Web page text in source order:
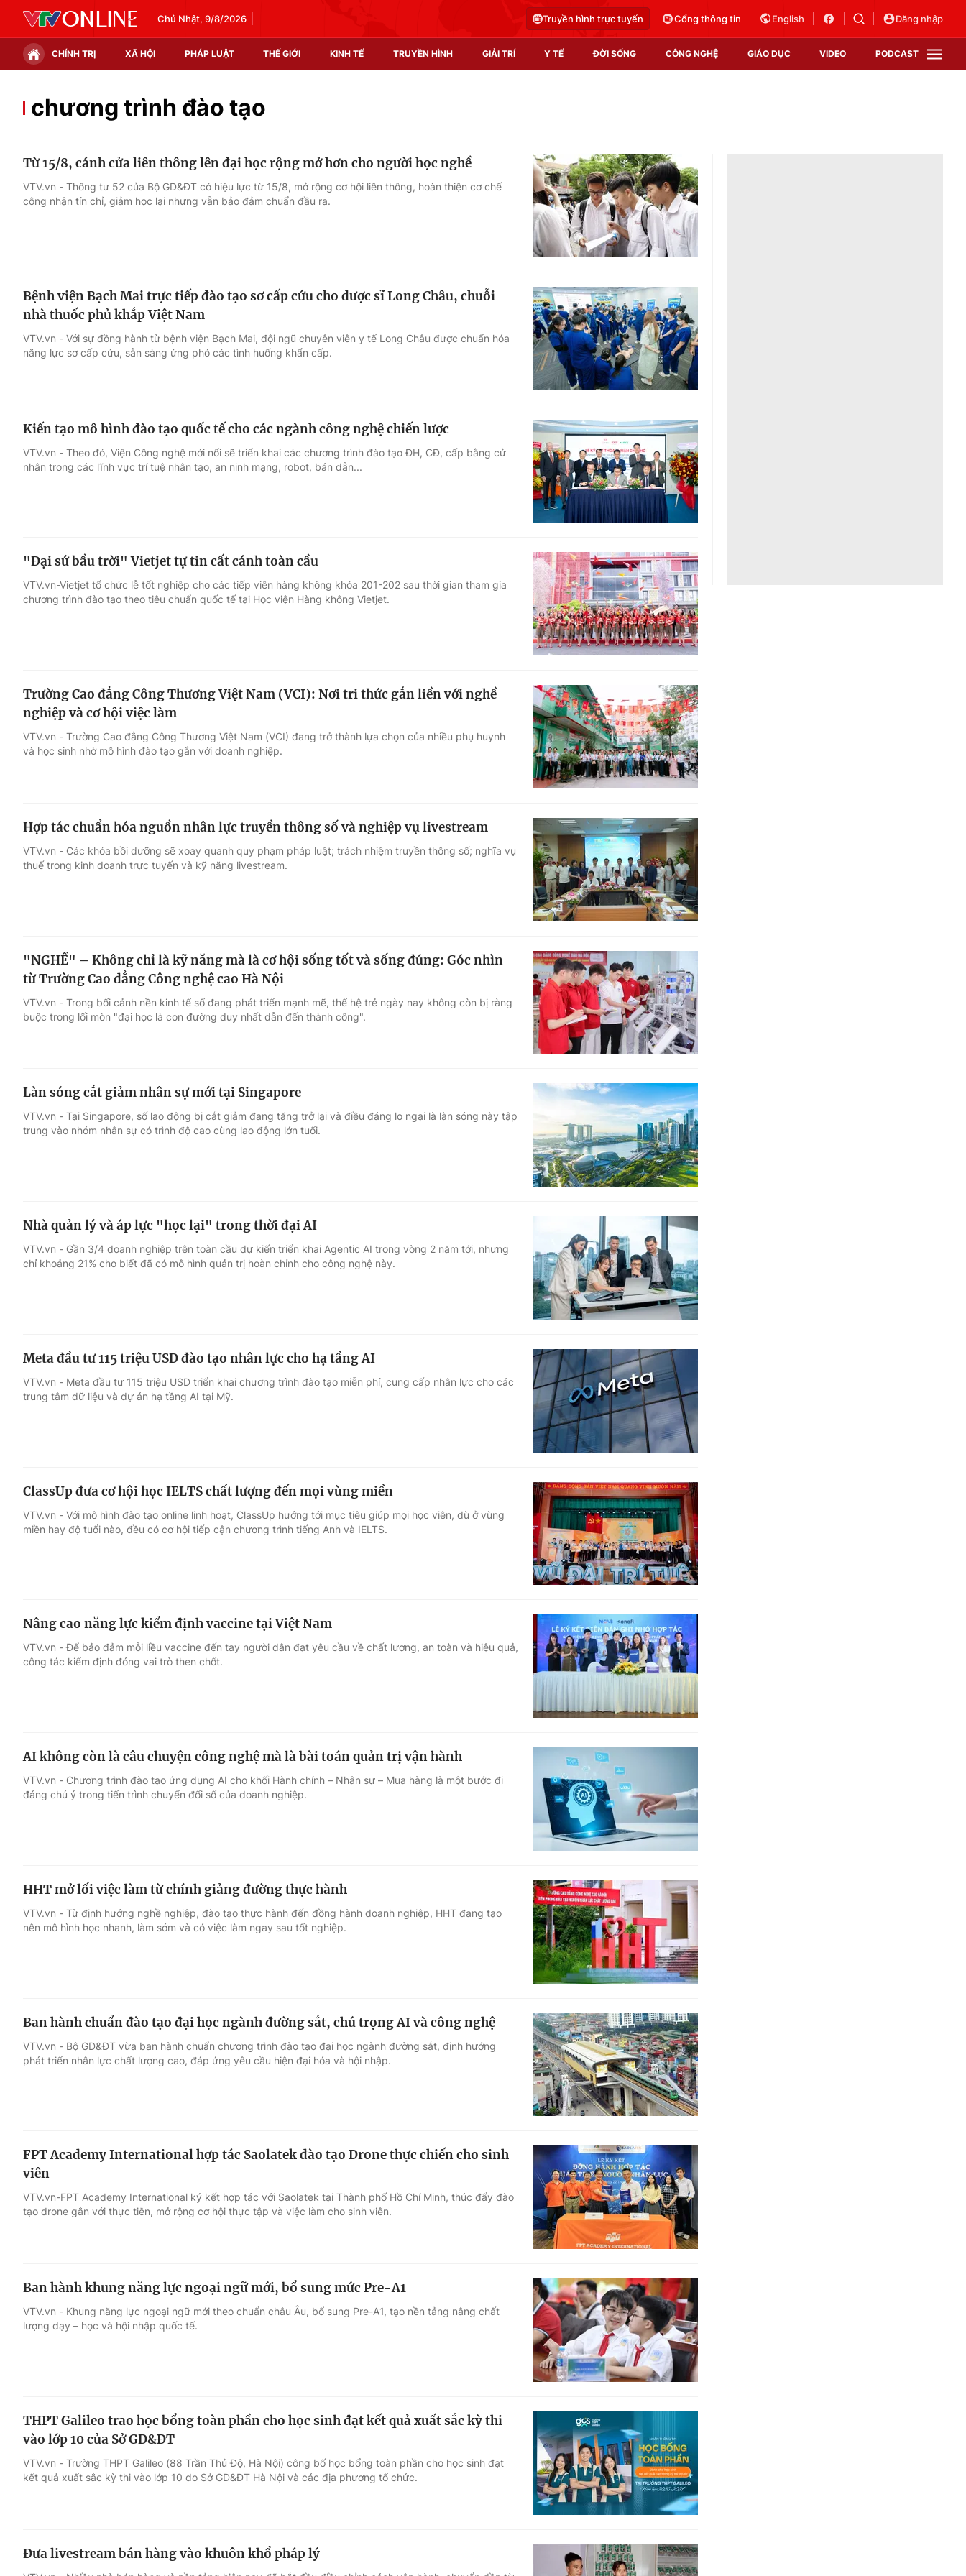
Chủ Nhật, 9/8/2026 Truyền hình trực tuyến Cổng thông tin English Đăng nhập
CHÍNH TRỊ XÃ HỘI PHÁP LUẬT THẾ GIỚI KINH TẾ TRUYỀN HÌNH GIẢI TRÍ Y TẾ ĐỜI SỐNG CÔNG NGHỆ GIÁO DỤC VIDEO PODCAST
Chính trị Xã hội
Thế giới đó đây
Thị trường
Video
Shorts video
Podcast
EMagazine
Photo
Infographic
Góc ảnh
Điện ảnh
Âm nhạc
Sao
Du lịch
Làm đẹp
Chất lượng cuộc sống
Tuyển sinh
Học trực tuyến
Công nghệ
Hitech Công nghệ tương lai
Sản phẩm
Thị trường
Tư vấn
VTV Sức khoẻ
chương trình đào tạo
Từ 15/8, cánh cửa liên thông lên đại học rộng mở hơn cho người học nghề
VTV.vn - Thông tư 52 của Bộ GD&ĐT có hiệu lực từ 15/8, mở rộng cơ hội liên thông, hoàn thiện cơ chế
công nhận tín chỉ, giảm học lại nhưng vẫn bảo đảm chuẩn đầu ra.
Bệnh viện Bạch Mai trực tiếp đào tạo sơ cấp cứu cho dược sĩ Long Châu, chuỗi
nhà thuốc phủ khắp Việt Nam
VTV.vn - Với sự đồng hành từ bệnh viện Bạch Mai, đội ngũ chuyên viên y tế Long Châu được chuẩn hóa
năng lực sơ cấp cứu, sẵn sàng ứng phó các tình huống khẩn cấp.
Kiến tạo mô hình đào tạo quốc tế cho các ngành công nghệ chiến lược
VTV.vn - Theo đó, Viện Công nghệ mới nổi sẽ triển khai các chương trình đào tạo ĐH, CĐ, cấp bằng cử
nhân trong các lĩnh vực trí tuệ nhân tạo, an ninh mạng, robot, bán dẫn...
"Đại sứ bầu trời" Vietjet tự tin cất cánh toàn cầu
VTV.vn-Vietjet tổ chức lễ tốt nghiệp cho các tiếp viên hàng không khóa 201-202 sau thời gian tham gia
chương trình đào tạo theo tiêu chuẩn quốc tế tại Học viện Hàng không Vietjet.
Trường Cao đẳng Công Thương Việt Nam (VCI): Nơi tri thức gắn liền với nghề
nghiệp và cơ hội việc làm
VTV.vn - Trường Cao đẳng Công Thương Việt Nam (VCI) đang trở thành lựa chọn của nhiều phụ huynh
và học sinh nhờ mô hình đào tạo gắn với doanh nghiệp.
Hợp tác chuẩn hóa nguồn nhân lực truyền thông số và nghiệp vụ livestream
VTV.vn - Các khóa bồi dưỡng sẽ xoay quanh quy phạm pháp luật; trách nhiệm truyền thông số; nghĩa vụ
thuế trong kinh doanh trực tuyến và kỹ năng livestream.
"NGHỀ" – Không chỉ là kỹ năng mà là cơ hội sống tốt và sống đúng: Góc nhìn
từ Trường Cao đẳng Công nghệ cao Hà Nội
VTV.vn - Trong bối cảnh nền kinh tế số đang phát triển mạnh mẽ, thế hệ trẻ ngày nay không còn bị ràng
buộc trong lối mòn "đại học là con đường duy nhất dẫn đến thành công".
Làn sóng cắt giảm nhân sự mới tại Singapore
VTV.vn - Tại Singapore, số lao động bị cắt giảm đang tăng trở lại và điều đáng lo ngại là làn sóng này tập
trung vào nhóm nhân sự có trình độ cao cùng lao động lớn tuổi.
Nhà quản lý và áp lực "học lại" trong thời đại AI
VTV.vn - Gần 3/4 doanh nghiệp trên toàn cầu dự kiến triển khai Agentic AI trong vòng 2 năm tới, nhưng
chỉ khoảng 21% cho biết đã có mô hình quản trị hoàn chỉnh cho công nghệ này.
Meta đầu tư 115 triệu USD đào tạo nhân lực cho hạ tầng AI
VTV.vn - Meta đầu tư 115 triệu USD triển khai chương trình đào tạo miễn phí, cung cấp nhân lực cho các
trung tâm dữ liệu và dự án hạ tầng AI tại Mỹ.
ClassUp đưa cơ hội học IELTS chất lượng đến mọi vùng miền
VTV.vn - Với mô hình đào tạo online linh hoạt, ClassUp hướng tới mục tiêu giúp mọi học viên, dù ở vùng
miền hay độ tuổi nào, đều có cơ hội tiếp cận chương trình tiếng Anh và IELTS.
Nâng cao năng lực kiểm định vaccine tại Việt Nam
VTV.vn - Để bảo đảm mỗi liều vaccine đến tay người dân đạt yêu cầu về chất lượng, an toàn và hiệu quả,
công tác kiểm định đóng vai trò then chốt.
AI không còn là câu chuyện công nghệ mà là bài toán quản trị vận hành
VTV.vn - Chương trình đào tạo ứng dụng AI cho khối Hành chính – Nhân sự – Mua hàng là một bước đi
đáng chú ý trong tiến trình chuyển đổi số của doanh nghiệp.
HHT mở lối việc làm từ chính giảng đường thực hành
VTV.vn - Từ định hướng nghề nghiệp, đào tạo thực hành đến đồng hành doanh nghiệp, HHT đang tạo
nên mô hình học nhanh, làm sớm và có việc làm ngay sau tốt nghiệp.
Ban hành chuẩn đào tạo đại học ngành đường sắt, chú trọng AI và công nghệ
VTV.vn - Bộ GD&ĐT vừa ban hành chuẩn chương trình đào tạo đại học ngành đường sắt, định hướng
phát triển nhân lực chất lượng cao, đáp ứng yêu cầu hiện đại hóa và hội nhập.
FPT Academy International hợp tác Saolatek đào tạo Drone thực chiến cho sinh
viên
VTV.vn-FPT Academy International ký kết hợp tác với Saolatek tại Thành phố Hồ Chí Minh, thúc đẩy đào
tạo drone gắn với thực tiễn, mở rộng cơ hội thực tập và việc làm cho sinh viên.
Ban hành khung năng lực ngoại ngữ mới, bổ sung mức Pre-A1
VTV.vn - Khung năng lực ngoại ngữ mới theo chuẩn châu Âu, bổ sung Pre-A1, tạo nền tảng nâng chất
lượng dạy – học và hội nhập quốc tế.
THPT Galileo trao học bổng toàn phần cho học sinh đạt kết quả xuất sắc kỳ thi
vào lớp 10 của Sở GD&ĐT
VTV.vn - Trường THPT Galileo (88 Trần Thủ Độ, Hà Nội) công bố học bổng toàn phần cho học sinh đạt
kết quả xuất sắc kỳ thi vào lớp 10 do Sở GD&ĐT Hà Nội và các địa phương tổ chức.
Đưa livestream bán hàng vào khuôn khổ pháp lý